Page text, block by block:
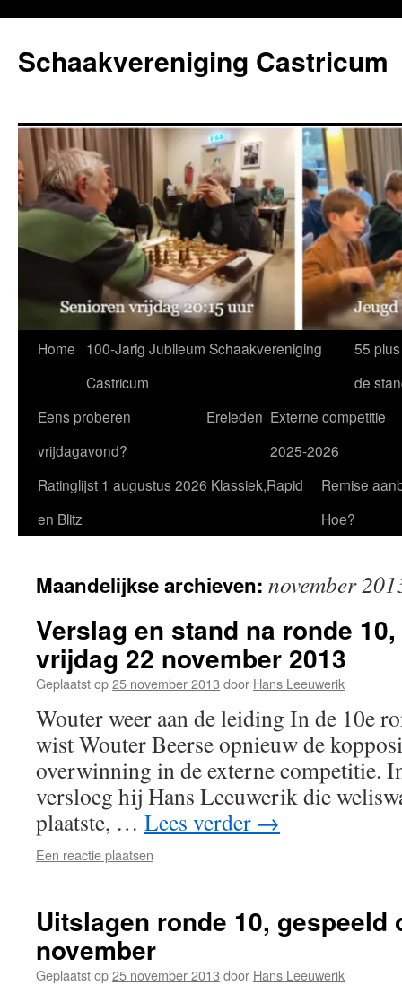
de
inhoud
Schaakvereniging Castricum
Home
100-Jarig Jubileum Schaakvereniging
Castricum
55
de
Eens proberen
vrijdagavond?
Ereleden Externe competitie
2025-2026
Ratinglijst 1 augustus 2026 Klassiek,Rapid
en Blitz
Remise
Hoe?
Maandelijkse archieven: november
Verslag en stand na ronde
vrijdag 22 november 2013
Geplaatst op25 november 2013 door Hans Leeuwerik
Wouter weer aan de leiding In de 10e
wist Wouter Beerse opnieuw de
overwinning in de externe competitie.
versloeg hij Hans Leeuwerik die
plaatste, … Lees verder →
Een reactie plaatsen
Uitslagen ronde 10, gespeeld
november
Geplaatst op25 november 2013 door Hans Leeuwerik